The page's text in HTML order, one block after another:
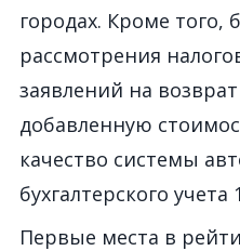
городах. Кроме
рассмотрения
заявлений на
добавленную
качество системы
бухгалтерского учета
Первые места в